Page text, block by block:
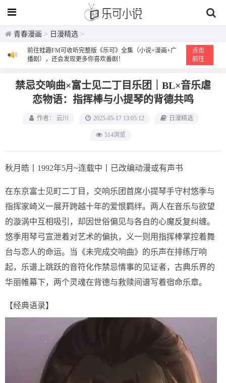
青春漫画 > 日漫精选 >
前往蛙趣FM可收听完整版《乐可》全集（小说+漫画+广
播剧），还会发现更多你喜欢番剧！
点击
前往
禁忌交响曲×富士见二丁目乐团｜BL×音乐虐
恋物语：指挥棒与小提琴的背德共鸣
作者： 云川 2025-05-17 13:05:12 日漫精选
514浏览
秋月皓丨1992年5月~连载中丨已改编动漫或有声书
在东京富士见町二丁目，交响乐团首席小提琴手守村悠季与
指挥家崎义一展开跨越十年的爱恨羁绊。两人在音乐与欲望
的漩涡中互相吸引，却因世俗偏见与各自的心魔反复纠缠。
悠季用琴弓宣泄着对艺术的偏执，义一则用指挥棒掌控着舞
台与恋人的命运。当《未完成交响曲》的乐声在排练厅响
起，乐谱上跳跃的音符化作禁忌情事的见证者，古典乐界的
华丽帷幕下，两个灵魂在背德与救赎间谱写着宿命乐章。
【经典语录】